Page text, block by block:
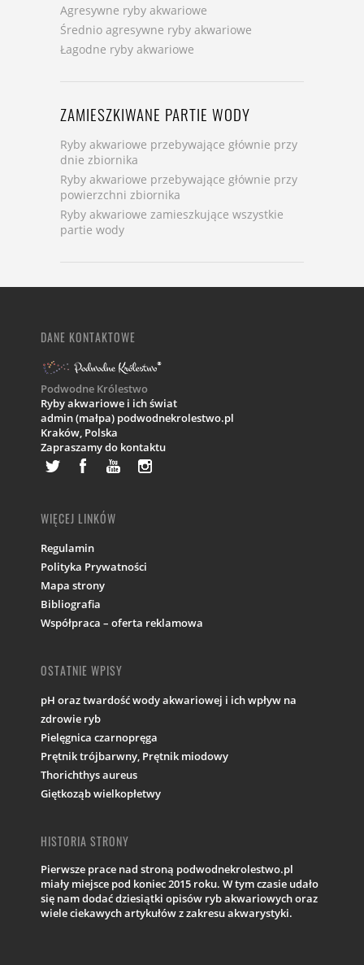
Agresywne ryby akwariowe
Średnio agresywne ryby akwariowe
Łagodne ryby akwariowe
ZAMIESZKIWANE PARTIE WODY
Ryby akwariowe przebywające głównie przy
dnie zbiornika
Ryby akwariowe przebywające głównie przy
powierzchni zbiornika
Ryby akwariowe zamieszkujące wszystkie
partie wody
DANE KONTAKTOWE
Podwodne Królestwo
Ryby akwariowe i ich świat
admin (małpa) podwodnekrolestwo.pl
Kraków, Polska
Zapraszamy do kontaktu
WIĘCEJ LINKÓW
Regulamin
Polityka Prywatności
Mapa strony
Bibliografia
Współpraca – oferta reklamowa
OSTATNIE WPISY
pH oraz twardość wody akwariowej i ich wpływ na
zdrowie ryb
Pielęgnica czarnopręga
Prętnik trójbarwny, Prętnik miodowy
Thorichthys aureus
Giętkoząb wielkopłetwy
HISTORIA STRONY
Pierwsze prace nad stroną podwodnekrolestwo.pl
miały miejsce pod koniec 2015 roku. W tym czasie udało
się nam dodać dziesiątki opisów ryb akwariowych oraz
wiele ciekawych artykułów z zakresu akwarystyki.